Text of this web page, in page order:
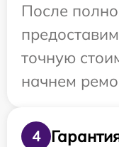
После
точную
начнем
4